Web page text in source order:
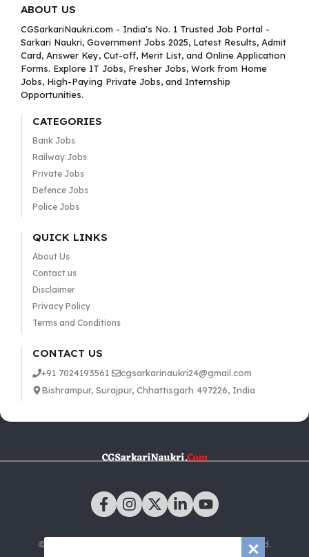
ABOUT US
CGSarkariNaukri.com - India's No. 1 Trusted Job Portal -
Sarkari Naukri, Government Jobs 2025, Latest Results, Admit
Card, Answer Key, Cut-off, Merit List, and Online Application
Forms. Explore IT Jobs, Fresher Jobs, Work from Home
Jobs, High-Paying Private Jobs, and Internship
Opportunities.
CATEGORIES
Bank Jobs
Railway Jobs
Private Jobs
Defence Jobs
Police Jobs
QUICK LINKS
About Us
Contact us
Disclaimer
Privacy Policy
Terms and Conditions
CONTACT US
+91 7024193561
cgsarkarinaukri24@gmail.com
Bishrampur, Surajpur, Chhattisgarh 497226, India
© 2025 CGSarkariNaukri.com | All rights reserved.